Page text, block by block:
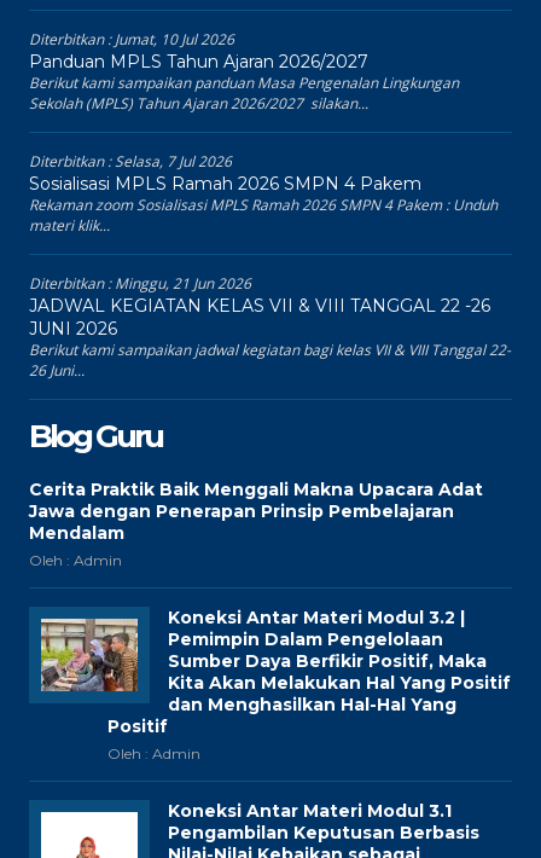
Diterbitkan :Jumat, 10 Jul 2026
Panduan MPLS Tahun Ajaran 2026/2027
Berikut kami sampaikan panduan Masa Pengenalan Lingkungan
Sekolah (MPLS) Tahun Ajaran 2026/2027 silakan...
Diterbitkan :Selasa, 7 Jul 2026
Sosialisasi MPLS Ramah 2026 SMPN 4 Pakem
Rekaman zoom Sosialisasi MPLS Ramah 2026 SMPN 4 Pakem : Unduh
materi klik...
Diterbitkan :Minggu, 21 Jun 2026
JADWAL KEGIATAN KELAS VII & VIII TANGGAL 22 -26
JUNI 2026
Berikut kami sampaikan jadwal kegiatan bagi kelas VII & VIII Tanggal 22-
26 Juni...
Blog Guru
Cerita Praktik Baik Menggali Makna Upacara Adat
Jawa dengan Penerapan Prinsip Pembelajaran
Mendalam
Oleh : Admin
Koneksi Antar Materi Modul 3.2 |
Pemimpin Dalam Pengelolaan
Sumber Daya Berfikir Positif, Maka
Kita Akan Melakukan Hal Yang Positif
dan Menghasilkan Hal-Hal Yang
Positif
Oleh : Admin
Koneksi Antar Materi Modul 3.1
Pengambilan Keputusan Berbasis